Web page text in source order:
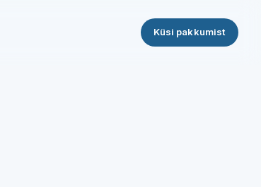
Küsi pakkumist